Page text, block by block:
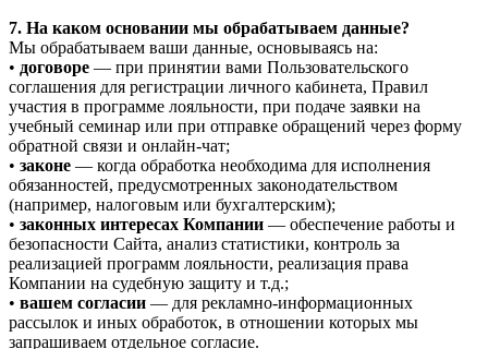
7. На каком основании мы обрабатываем данные?
Мы обрабатываем ваши данные, основываясь на:
• договоре — при принятии вами Пользовательского
соглашения для регистрации личного кабинета, Правил
участия в программе лояльности, при подаче заявки на
учебный семинар или при отправке обращений через форму
обратной связи и онлайн-чат;
• законе — когда обработка необходима для исполнения
обязанностей, предусмотренных законодательством
(например, налоговым или бухгалтерским);
• законных интересах Компании — обеспечение работы и
безопасности Сайта, анализ статистики, контроль за
реализацией программ лояльности, реализация права
Компании на судебную защиту и т.д.;
• вашем согласии — для рекламно-информационных
рассылок и иных обработок, в отношении которых мы
запрашиваем отдельное согласие.